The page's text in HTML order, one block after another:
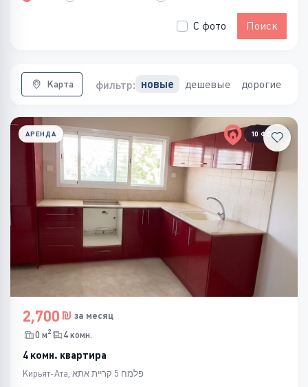
С фото Поиск
Карта фильтр: новые дешевые дорогие
10 ФОТО
АРЕНДА
2,700
за месяц
0 м2 4 комн.
4 комн. квартира
Кирьят-Ата, פלמח 5 קריית אתא